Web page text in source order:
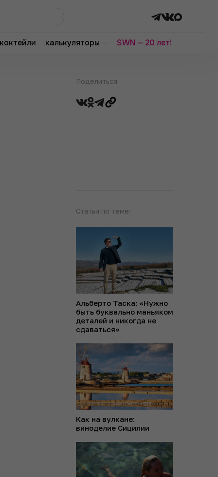
коктейли калькуляторы SWN — 20 лет!
Поделиться
Статьи по теме:
Альберто Таска: «Нужно
быть буквально маньяком
деталей и никогда не
сдаваться»
Как на вулкане:
виноделие Сицилии